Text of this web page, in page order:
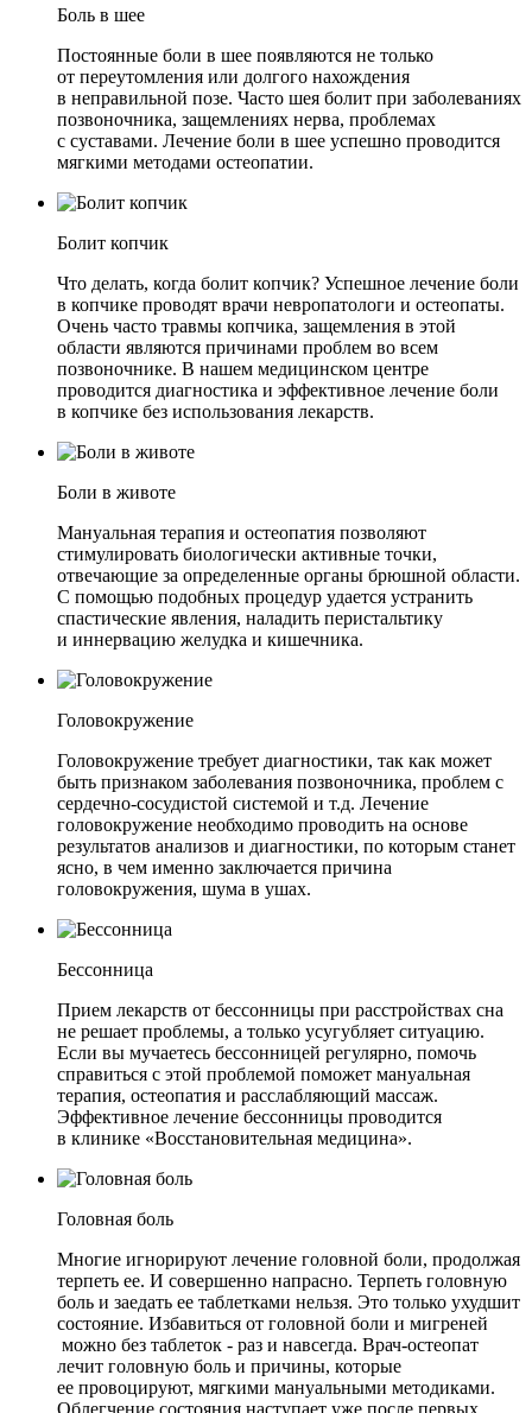
Боль в шее
Постоянные боли в шее появляются не только
от переутомления или долгого нахождения
в неправильной позе. Часто шея болит при заболеваниях
позвоночника, защемлениях нерва, проблемах
с суставами. Лечение боли в шее успешно проводится
мягкими методами остеопатии.
Болит копчик
Что делать, когда болит копчик? Успешное лечение боли
в копчике проводят врачи невропатологи и остеопаты.
Очень часто травмы копчика, защемления в этой
области являются причинами проблем во всем
позвоночнике. В нашем медицинском центре
проводится диагностика и эффективное лечение боли
в копчике без использования лекарств.
Боли в животе
Мануальная терапия и остеопатия позволяют
стимулировать биологически активные точки,
отвечающие за определенные органы брюшной области.
С помощью подобных процедур удается устранить
спастические явления, наладить перистальтику
и иннервацию желудка и кишечника.
Головокружение
Головокружение требует диагностики, так как может
быть признаком заболевания позвоночника, проблем с
сердечно-сосудистой системой и т.д. Лечение
головокружение необходимо проводить на основе
результатов анализов и диагностики, по которым станет
ясно, в чем именно заключается причина
головокружения, шума в ушах.
Бессонница
Прием лекарств от бессонницы при расстройствах сна
не решает проблемы, а только усугубляет ситуацию.
Если вы мучаетесь бессонницей регулярно, помочь
справиться с этой проблемой поможет мануальная
терапия, остеопатия и расслабляющий массаж.
Эффективное лечение бессонницы проводится
в клинике «Восстановительная медицина».
Головная боль
Многие игнорируют лечение головной боли, продолжая
терпеть ее. И совершенно напрасно. Терпеть головную
боль и заедать ее таблетками нельзя. Это только ухудшит
состояние. Избавиться от головной боли и мигреней
можно без таблеток - раз и навсегда. Врач-остеопат
лечит головную боль и причины, которые
ее провоцируют, мягкими мануальными методиками.
Облегчение состояния наступает уже после первых